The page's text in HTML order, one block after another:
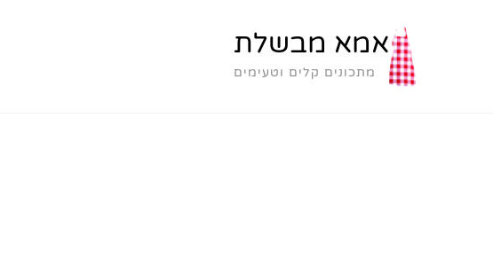
אמא מבשלת
מתכונים קלים וטעימים